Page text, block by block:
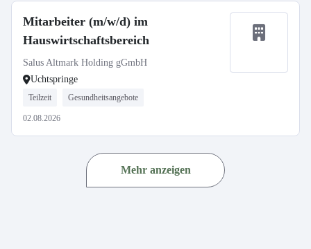
Mitarbeiter (m/w/d) im
Hauswirtschaftsbereich
Salus Altmark Holding gGmbH
Uchtspringe
Teilzeit Gesundheitsangebote
02.08.2026
Mehr anzeigen